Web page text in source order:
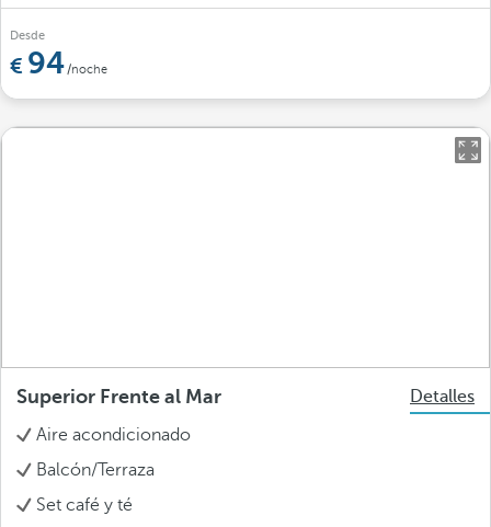
Desde
94/noche
Superior Frente al Mar
Detalles
Aire acondicionado
Balcón/Terraza
Set café y té